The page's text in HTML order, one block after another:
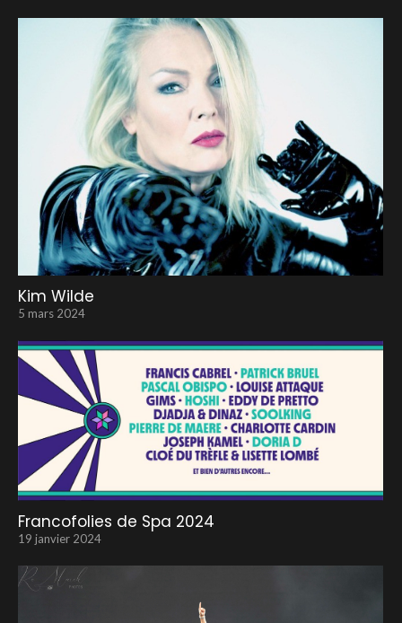
Kim Wilde
5 mars 2024
Francofolies de Spa 2024
19 janvier 2024